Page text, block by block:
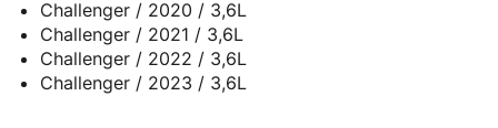
Challenger / 2020 / 3,6L
Challenger / 2021 / 3,6L
Challenger / 2022 / 3,6L
Challenger / 2023 / 3,6L